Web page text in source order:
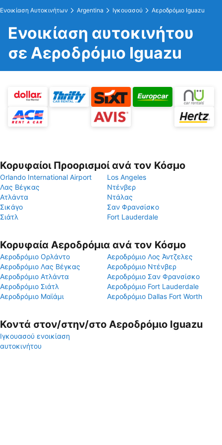
Ενοικίαση Αυτοκινήτων Argentina Ιγκουασού Αεροδρόμιο Iguazu
Ενοικίαση αυτοκινήτου
σε Αεροδρόμιο Iguazu
Κορυφαίοι Προορισμοί ανά τον Κόσμο
Orlando International Airport
Los Angeles
Λας Βέγκας
Ντένβερ
Ατλάντα
Ντάλας
Σικάγο
Σαν Φρανσίσκο
Σιάτλ
Fort Lauderdale
Κορυφαία Αεροδρόμια ανά τον Κόσμο
Αεροδρόμιο Ορλάντο
Αεροδρόμιο Λος Άντζελες
Αεροδρόμιο Λας Βέγκας
Αεροδρόμιο Ντένβερ
Αεροδρόμιο Ατλάντα
Αεροδρόμιο Σαν Φρανσίσκο
Αεροδρόμιο Σιάτλ
Αεροδρόμιο Fort Lauderdale
Αεροδρόμιο Μαϊάμι
Αεροδρόμιο Dallas Fort Worth
Κοντά στον/στην/στο Αεροδρόμιο Iguazu
Ιγκουασού ενοικίαση
αυτοκινήτου